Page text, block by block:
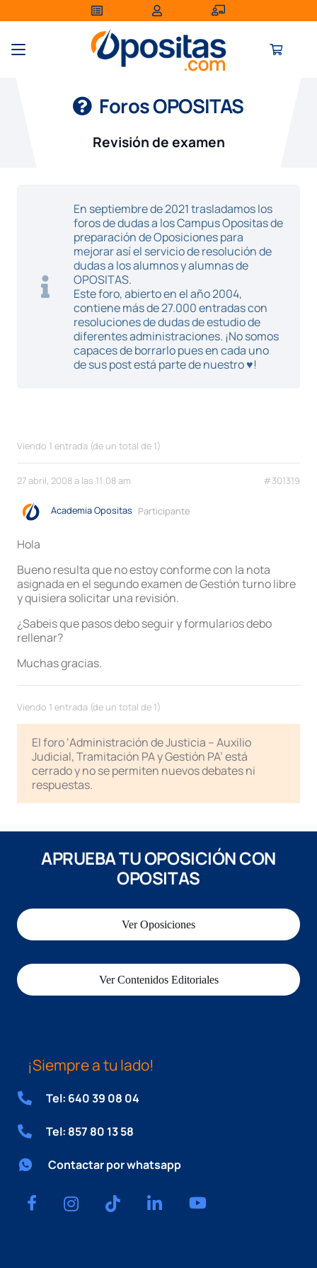
Foros OPOSITAS
Revisión de examen
En septiembre de 2021 trasladamos los
foros de dudas a los Campus Opositas de
preparación de Oposiciones para
mejorar así el servicio de resolución de
dudas a los alumnos y alumnas de
OPOSITAS.
Este foro, abierto en el año 2004,
contiene más de 27.000 entradas con
resoluciones de dudas de estudio de
diferentes administraciones. ¡No somos
capaces de borrarlo pues en cada uno
de sus post está parte de nuestro ♥!
Viendo 1 entrada (de un total de 1)
27 abril, 2008 a las 11:08 am #301319
Academia Opositas Participante
Hola
Bueno resulta que no estoy conforme con la nota
asignada en el segundo examen de Gestión turno libre
y quisiera solicitar una revisión.
¿Sabeis que pasos debo seguir y formularios debo
rellenar?
Muchas gracias.
Viendo 1 entrada (de un total de 1)
El foro ‘Administración de Justicia – Auxilio
Judicial, Tramitación PA y Gestión PA’ está
cerrado y no se permiten nuevos debates ni
respuestas.
APRUEBA TU OPOSICIÓN CON
OPOSITAS
Ver Oposiciones
Ver Contenidos Editoriales
¡Siempre a tu lado!
Tel: 640 39 08 04
Tel: 857 80 13 58
Contactar por whatsapp